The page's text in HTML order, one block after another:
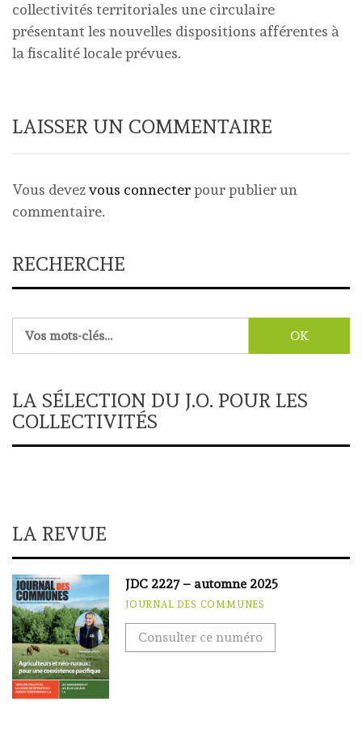
collectivités territoriales une circulaire
présentant les nouvelles dispositions afférentes à
la fiscalité locale prévues.
LAISSER UN COMMENTAIRE
Vous devezvous connecterpour publier un
commentaire.
RECHERCHE
LA SÉLECTION DU J.O. POUR LES
COLLECTIVITÉS
LA REVUE
JDC 2227 – automne 2025
JOURNAL DES COMMUNES
Consulter ce numéro